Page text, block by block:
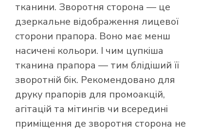
тканини. Зворотня сторона — це
дзеркальне відображення лицевої
сторони прапора. Воно має менш
насичені кольори. І чим цупкіша
тканина прапора — тим блідіший її
зворотній бік. Рекомендовано для
друку прапорів для промоакцій,
агітацій та мітингів чи всередині
приміщення де зворотня сторона не